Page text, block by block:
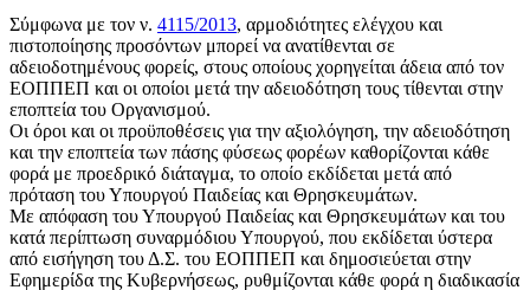
Σύμφωνα με τον ν. 4115/2013, αρμοδιότητες ελέγχου και
πιστοποίησης προσόντων μπορεί να ανατίθενται σε
αδειοδοτημένους φορείς, στους οποίους χορηγείται άδεια από τον
ΕΟΠΠΕΠ και οι οποίοι μετά την αδειοδότηση τους τίθενται στην
εποπτεία του Οργανισμού.
Οι όροι και οι προϋποθέσεις για την αξιολόγηση, την αδειοδότηση
και την εποπτεία των πάσης φύσεως φορέων καθορίζονται κάθε
φορά με προεδρικό διάταγμα, το οποίο εκδίδεται μετά από
πρόταση του Υπουργού Παιδείας και Θρησκευμάτων.
Με απόφαση του Υπουργού Παιδείας και Θρησκευμάτων και του
κατά περίπτωση συναρμόδιου Υπουργού, που εκδίδεται ύστερα
από εισήγηση του Δ.Σ. του ΕΟΠΠΕΠ και δημοσιεύεται στην
Εφημερίδα της Κυβερνήσεως, ρυθμίζονται κάθε φορά η διαδικασία